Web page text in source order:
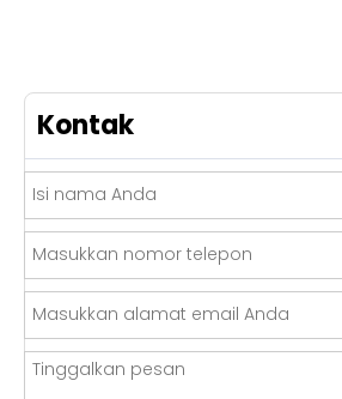
Kontak